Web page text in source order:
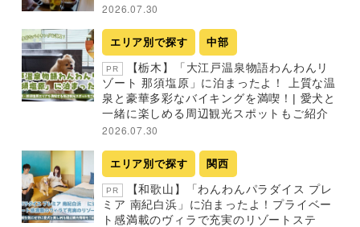
2026.07.30
エリア別で探す 中部
PR
【栃木】「大江戸温泉物語わんわんリ
ゾート 那須塩原」に泊まったよ！ 上質な温
泉と豪華多彩なバイキングを満喫！| 愛犬と
一緒に楽しめる周辺観光スポットもご紹介
2026.07.30
エリア別で探す 関西
PR
【和歌山】「わんわんパラダイス プレ
ミア 南紀白浜」に泊まったよ！プライベー
ト感満載のヴィラで充実のリゾートステ